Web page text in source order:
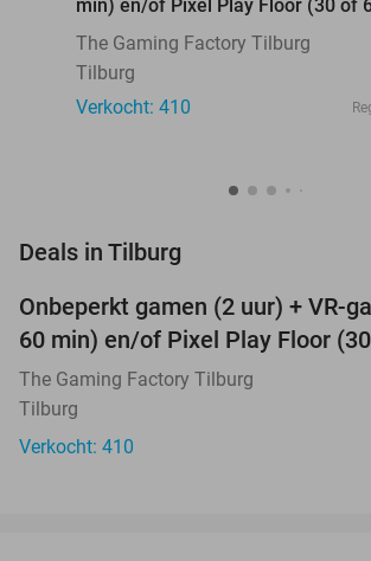
min) en/of Pixel Play Floor (30 of
The Gaming Factory Tilburg
Tilburg
Verkocht: 410
Deals in Tilburg
Onbeperkt gamen (2 uur) + VR-
60 min) en/of Pixel Play Floor
The Gaming Factory Tilburg
Tilburg
Verkocht: 410